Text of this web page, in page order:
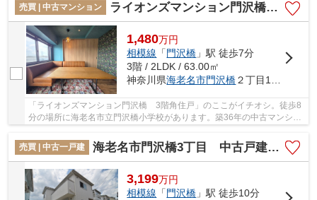
売買 | 中古マンション ライオンズマンション門沢橋 3階角住戸
1,480万円
相模線 「 門沢橋 」駅 徒歩7分
3階 / 2LDK / 63.00㎡
神奈川県海老名市門沢橋２丁目10-9
「ライオンズマンション門沢橋 3階角住戸」のここがイチオシ。徒歩8
分の場所に海老名市立門沢橋小学校があります。築36年の中古マンショ
売買 | 中古一戸建
海老名市門沢橋3丁目 中古戸建て【仲介手数料無料】
3,199万円
相模線 「 門沢橋 」駅 徒歩10分